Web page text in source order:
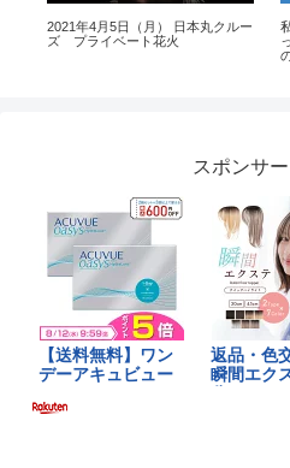
2021年4月5日（月） 日本丸クルー
ズ プライベート花火
スポンサ